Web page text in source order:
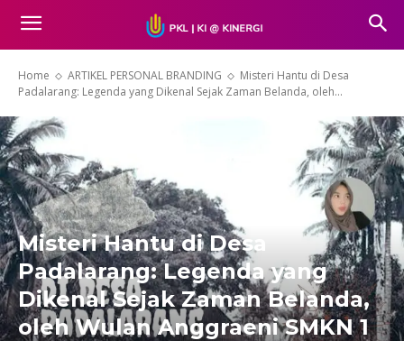
Home ARTIKEL PERSONAL BRANDING
Misteri Hantu di Desa
Padalarang: Legenda yang Dikenal Sejak Zaman Belanda, oleh...
Misteri Hantu di Desa
Padalarang: Legenda yang
Dikenal Sejak Zaman Belanda,
oleh Wulan Anggraeni SMKN 1